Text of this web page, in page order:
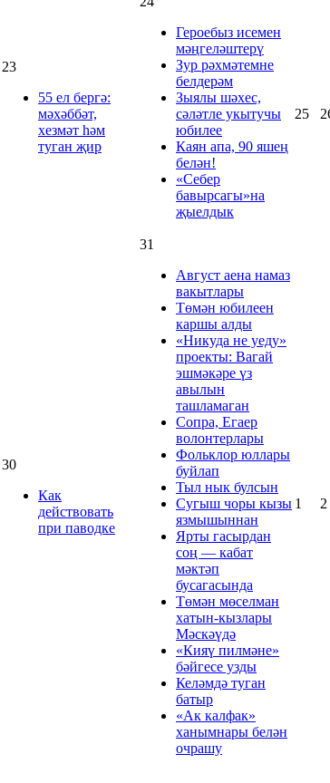
23
55 ел бергә:
мәхәббәт,
хезмәт һәм
туган җир
Героебыз исемен
мәңгеләштерү
Зур рәхмәтемне
белдерәм
Зыялы шәхес,
сәләтле укытучы
юбилее
Каян апа, 90 яшең
белән!
«Себер
бавырсагы»на
җыелдык
25
30
Как
действовать
при паводке
31
Август аена намаз
вакытлары
Төмән юбилеен
каршы алды
«Никуда не уеду»
проекты: Вагай
эшмәкәре үз
авылын
ташламаган
Сопра, Егаер
волонтерлары
Фольклор юллары
буйлап
Тыл нык булсын
Сугыш чоры кызы
язмышыннан
Ярты гасырдан
соң — кабат
мәктәп
бусагасында
Төмән мөселман
хатын‑кызлары
Мәскәүдә
«Кияү пилмәне»
бәйгесе узды
Келәмдә туган
батыр
«Ак калфак»
ханымнары белән
очрашу
1 2